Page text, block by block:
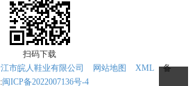
扫码下载
市皖人鞋业有限公司 网站地图 XML
备
闽ICP备2022007136号-4